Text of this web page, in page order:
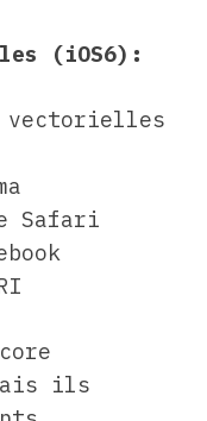
(iOS6):
vectorielles
Safari
ils